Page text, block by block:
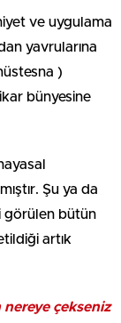
ve uygulama
yavrularına
)
bünyesine
Şu ya da
görülen bütün
artık
çekseniz